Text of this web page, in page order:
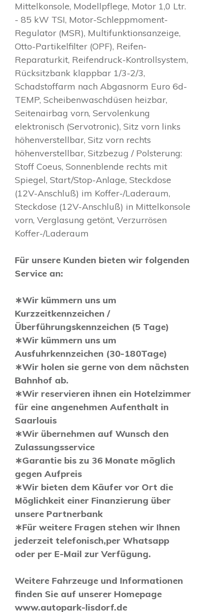
Mittelkonsole, Modellpflege, Motor 1,0 Ltr.
- 85 kW TSI, Motor-Schleppmoment-
Regulator (MSR), Multifunktionsanzeige,
Otto-Partikelfilter (OPF), Reifen-
Reparaturkit, Reifendruck-Kontrollsystem,
Rücksitzbank klappbar 1/3-2/3,
Schadstoffarm nach Abgasnorm Euro 6d-
TEMP, Scheibenwaschdüsen heizbar,
Seitenairbag vorn, Servolenkung
elektronisch (Servotronic), Sitz vorn links
höhenverstellbar, Sitz vorn rechts
höhenverstellbar, Sitzbezug / Polsterung:
Stoff Coeus, Sonnenblende rechts mit
Spiegel, Start/Stop-Anlage, Steckdose
(12V-Anschluß) im Koffer-/Laderaum,
Steckdose (12V-Anschluß) in Mittelkonsole
vorn, Verglasung getönt, Verzurrösen
Koffer-/Laderaum
Für unsere Kunden bieten wir folgenden
Service an:
∗Wir kümmern uns um
Kurzzeitkennzeichen /
Überführungskennzeichen (5 Tage)
∗Wir kümmern uns um
Ausfuhrkennzeichen (30-180Tage)
∗Wir holen sie gerne von dem nächsten
Bahnhof ab.
∗Wir reservieren ihnen ein Hotelzimmer
für eine angenehmen Aufenthalt in
Saarlouis
∗Wir übernehmen auf Wunsch den
Zulassungsservice
∗Garantie bis zu 36 Monate möglich
gegen Aufpreis
∗Wir bieten dem Käufer vor Ort die
Möglichkeit einer Finanzierung über
unsere Partnerbank
∗Für weitere Fragen stehen wir Ihnen
jederzeit telefonisch,per Whatsapp
oder per E-Mail zur Verfügung.
Weitere Fahrzeuge und Informationen
finden Sie auf unserer Homepage
www.autopark-lisdorf.de